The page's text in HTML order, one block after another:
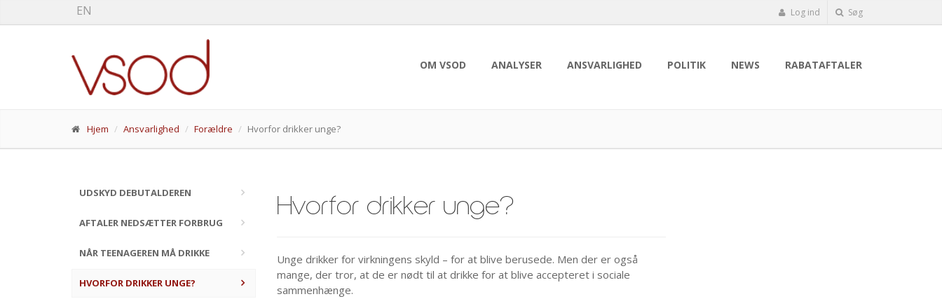
EN Log ind Søg
OM VSOD ANALYSER ANSVARLIGHED POLITIK NEWS RABATAFTALER
Hjem Ansvarlighed Forældre Hvorfor drikker unge?
UDSKYD DEBUTALDEREN
AFTALER NEDSÆTTER FORBRUG
NÅR TEENAGEREN MÅ DRIKKE
HVORFOR DRIKKER UNGE?
Hvorfor drikker unge?
Unge drikker for virkningens skyld – for at blive berusede. Men der er også
mange, der tror, at de er nødt til at drikke for at blive accepteret i sociale
sammenhænge.